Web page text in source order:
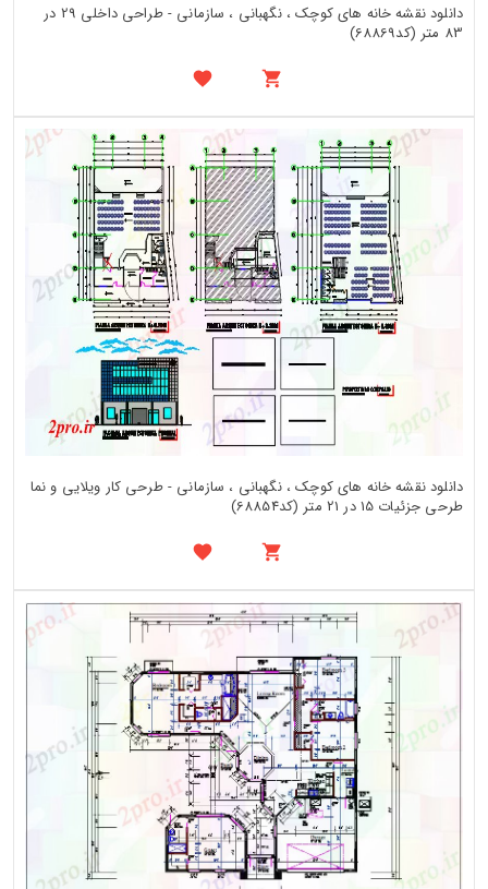
دانلود نقشه خانه های کوچک ، نگهبانی ، سازمانی - طراحی داخلی 29 در
83 متر (کد68869)
دانلود نقشه خانه های کوچک ، نگهبانی ، سازمانی - طرحی کار ویلایی و نما
طرحی جزئیات 15 در 21 متر (کد68854)